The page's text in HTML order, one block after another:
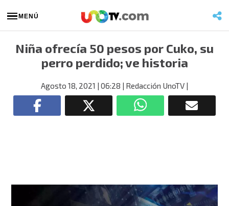
MENÚ
Niña ofrecía 50 pesos por Cuko, su
perro perdido; ve historia
Agosto 18, 2021 | 06:28 | Redacción UnoTV |